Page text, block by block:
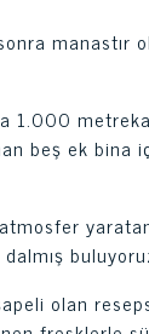
manastır
1.000
beş ek bina
olan